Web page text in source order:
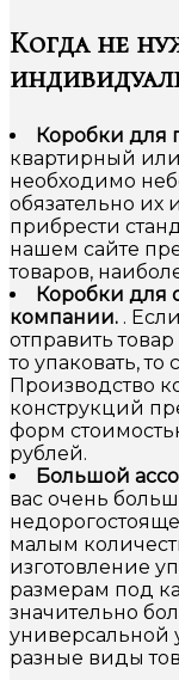
Когда не
Коробки для
квартирный
необходимо
обязательно их
прибрести
нашем сайте
товаров,
Коробки для
компании. .
отправить
то упаковать,
Производство
конструкций
форм
рублей.
Большой
вас очень
малым
изготовление
размерам под
значительно
универсальной
разные виды